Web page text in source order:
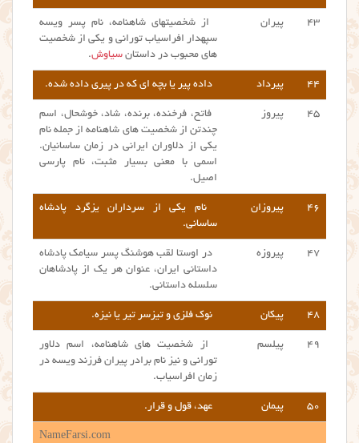
۴۳ پیران
از شخصیتهای شاهنامه، نام پسر ویسه
سپهدار افراسیاب تورانی و یکی از شخصیت
های محبوب در داستان سیاوش.
۴۴ پیرداد داده پیر یا بچه ای که در پیری داده شده.
۴۵ پیروز
فاتح، فرخنده، برنده، شاد، خوشحال، اسم
چندتن از شخصیت های شاهنامه از جمله نام
یکی از دلاوران ایرانی در زمان ساسانیان.
اسمی با معنی بسیار مثبت، نام پارسی
اصیل.
۴۶ پیروزان
نام یکی از سرداران یزگرد پادشاه
ساسانی.
۴۷ پیروزه
در اوستا لقب هوشنگ پسر سیامک پادشاه
داستانی ایران، عنوان هر یک از پادشاهان
سلسله داستانی.
۴۸ پیکان نوک فلزی و تیزسر تیر یا نیزه.
۴۹ پیلسم
از شخصیت های شاهنامه، اسم دلاور
تورانی و نیز نام برادر پیران فرزند ویسه در
زمان افراسیاب.
۵۰ پیمان عهد، قول و قرار.
NameFarsi.com